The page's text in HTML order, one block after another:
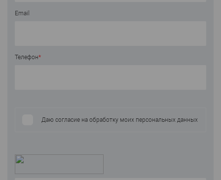
Email
Телефон*
Даю согласие на обработку моих персональных данных